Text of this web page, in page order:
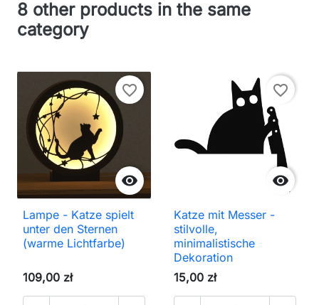
8 other products in the same
category

favorite_border
Lampe - Katze spielt
unter den Sternen
(warme Lichtfarbe)
109,00 zł

favorite_border
Katze mit Messer -
stilvolle,
minimalistische
Dekoration
15,00 zł